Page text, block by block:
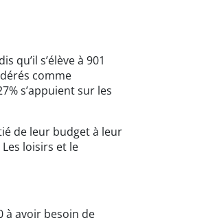
s’élève à 901
comme
s’appuient sur les
de leur budget à leur
loisirs et le
à avoir besoin de